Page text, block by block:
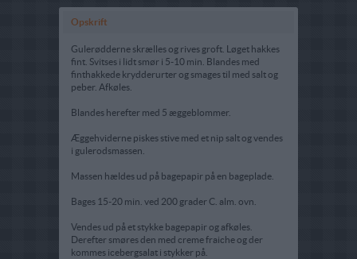
Opskrift
Gulerødderne skrælles og rives groft. Løget hakkes
fint. Svitses i lidt smør i 5-10 min. Blandes med
finthakkede krydderurter og smages til med salt og
peber. Afkøles.
Blandes herefter med 5 æggeblommer.
Æggehviderne piskes stive med et nip salt og vendes
i gulerodsmassen.
Massen hældes ud på bagepapir på en bageplade.
Bages 15-20 min. ved 200 grader C. alm. ovn.
Vendes ud på et stykke bagepapir og afkøles.
Derefter smøres den med creme fraiche og der
kommes icebergsalat i stykker på.